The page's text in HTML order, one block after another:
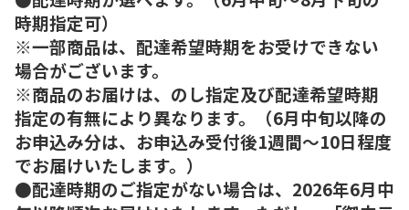
時期指定可）
※一部商品は、配達希望時期をお受けできない
場合がございます。
※商品のお届けは、のし指定及び配達希望時期
指定の有無により異なります。（6月中旬以降の
お申込み分は、お申込み受付後1週間～10日程度
でお届けいたします。）
●配達時期のご指定がない場合は、2026年6月中